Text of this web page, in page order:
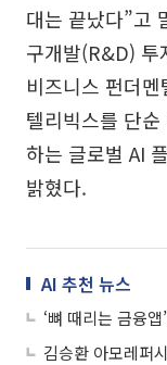
대는 끝났다”고
구개발(R&D) 투
비즈니스 펀더
텔리빅스를 단
하는 글로벌 AI
밝혔다.
AI 추천 뉴스